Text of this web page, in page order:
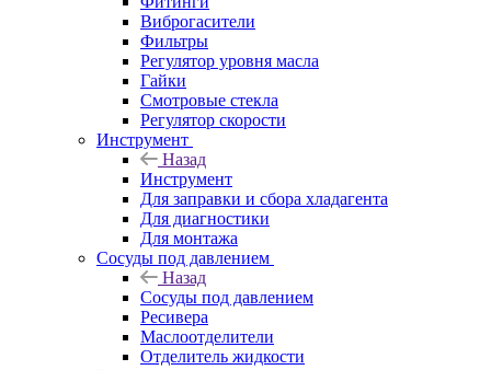
Виброгасители
Фильтры
Регулятор уровня масла
Гайки
Смотровые стекла
Регулятор скорости
Инструмент
Назад
Инструмент
Для заправки и сбора хладагента
Для диагностики
Для монтажа
Сосуды под давлением
Назад
Сосуды под давлением
Ресивера
Маслоотделители
Отделитель жидкости